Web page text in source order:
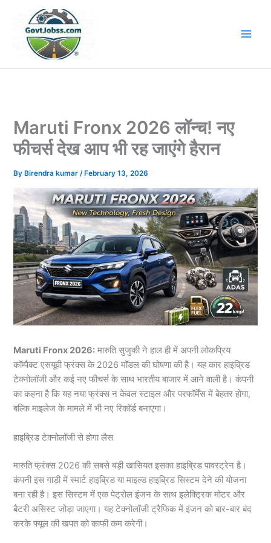
content
Maruti Fronx 2026 लॉन्च! नए
फीचर्स देख आप भी रह जाएंगे हैरान
By Birendra kumar/ February 13, 2026
Maruti Fronx 2026: मारुति सुजुकी ने हाल ही में अपनी लोकप्रिय
कॉम्पैक्ट एसयूवी फ्रंक्स के 2026 मॉडल की घोषणा की है। यह कार हाइब्रिड
टेक्नोलॉजी और कई नए फीचर्स के साथ भारतीय बाजार में आने वाली है। कंपनी
का कहना है कि यह नया फ्रंक्स न केवल स्टाइल और परफॉर्मेंस में बेहतर होगा,
बल्कि माइलेज के मामले में भी नए रिकॉर्ड बनाएगा।
हाइब्रिड टेक्नोलॉजी से होगा लैस
मारुति फ्रंक्स 2026 की सबसे बड़ी खासियत इसका हाइब्रिड पावरट्रेन है।
कंपनी इस गाड़ी में स्मार्ट हाइब्रिड या माइल्ड हाइब्रिड सिस्टम देने की योजना
बना रही है। इस सिस्टम में एक पेट्रोल इंजन के साथ इलेक्ट्रिक मोटर और
बैटरी असिस्ट जोड़ा जाएगा। यह टेक्नोलॉजी ट्रैफिक में इंजन को बार-बार बंद
करके फ्यूल की खपत को काफी कम करेगी।